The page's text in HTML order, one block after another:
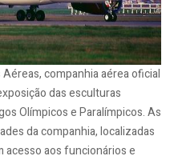
companhia aérea oficial
das esculturas
Olímpicos e Paralímpicos. As
da companhia, localizadas
acesso aos funcionários e